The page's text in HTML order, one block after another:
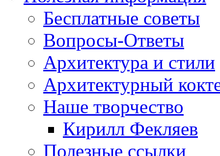
Бесплатные советы
Вопросы-Ответы
Архитектура и стили
Архитектурный
Наше творчество
Кирилл Фекляев
Полезные ссылки